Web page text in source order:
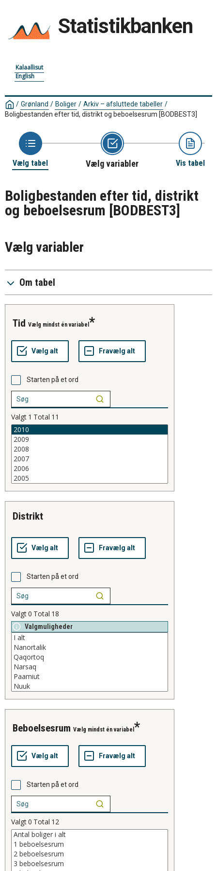
Statistikbanken
Kalaallisut
English
/ Grønland / Boliger / Arkiv – afsluttede tabeller /
Boligbestanden efter tid, distrikt og beboelsesrum [BODBEST3]
Vælg tabel Vælg variabler Vis tabel
Boligbestanden efter tid, distrikt
og beboelsesrum [BODBEST3]
Vælg variabler
Om tabel
tid Vælg mindst én variabel
Starten på et ord
Valgt 1 Total 11
distrikt
Starten på et ord
Valgt0 Total 18
Valgmuligheder
beboelsesrum Vælg mindst én variabel
Starten på et ord
Valgt0 Total 12